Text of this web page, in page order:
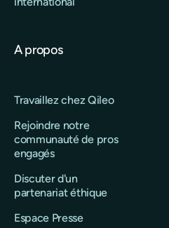
A propos
Travaillez chez Qileo
Rejoindre notre
communauté de pros
engagés
Discuter d'un
partenariat éthique
Espace Presse